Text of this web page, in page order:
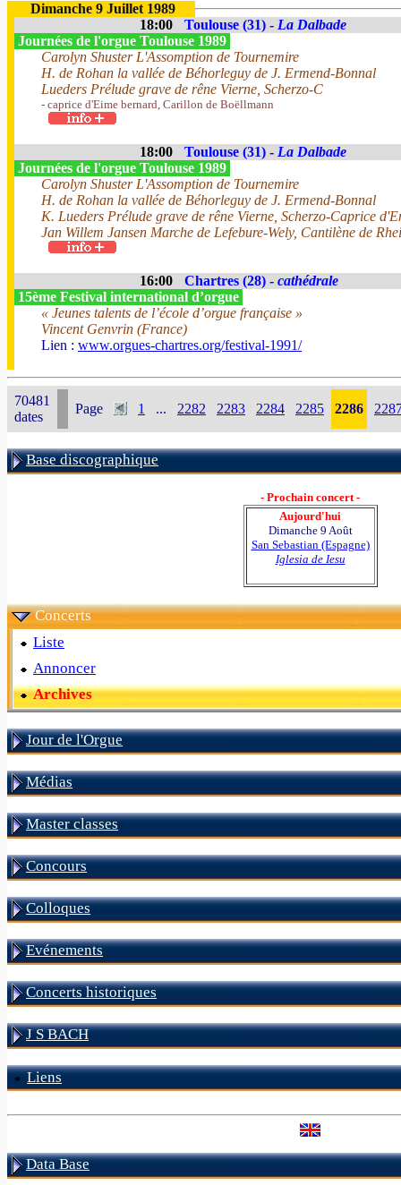
Dimanche 9 Juillet 1989
18:00
Toulouse (31) - La Dalbade
Journées de l'orgue Toulouse 1989
Carolyn Shuster L'Assomption de Tournemire
H. de Rohan la vallée de Béhorleguy de J. Ermend-Bonnal
Lueders Prélude grave de rêne Vierne, Scherzo-C
- caprice d'Eime bernard, Carillon de Boëllmann
18:00 Toulouse (31) - La Dalbade
Journées de l'orgue Toulouse 1989
Carolyn Shuster L'Assomption de Tournemire
H. de Rohan la vallée de Béhorleguy de J. Ermend-Bonnal
K. Lueders Prélude grave de rêne Vierne, Scherzo-Caprice
Jan Willem Jansen Marche de Lefebure-Wely, Cantilène de
16:00 Chartres (28) - cathédrale
15ème Festival international d’orgue
« Jeunes talents de l’école d’orgue française »
Vincent Genvrin (France)
Lien : www.orgues-chartres.org/festival-1991/
70481
dates
Page 1 ... 2282 2283 2284 2285 2286
Base discographique
- Prochain concert -
Aujourd'hui
Dimanche 9 Août
San Sebastian (Espagne)
Iglesia de Iesu
Concerts
Liste
Annoncer
Archives
Jour de l'Orgue
Médias
Master classes
Concours
Colloques
Evénements
Concerts historiques
J S BACH
Liens
Data Base